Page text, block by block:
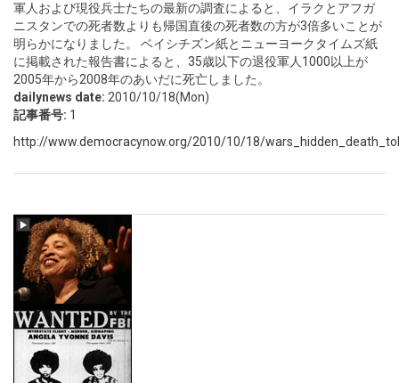
軍人および現役兵士たちの最新の調査によると、イラクとアフガ
ニスタンでの死者数よりも帰国直後の死者数の方が3倍多いことが
明らかになりました。 ベイシチズン紙とニューヨークタイムズ紙
に掲載された報告書によると、35歳以下の退役軍人1000以上が
2005年から2008年のあいだに死亡しました。
dailynews date: 2010/10/18(Mon)
記事番号: 1
http://www.democracynow.org/2010/10/18/